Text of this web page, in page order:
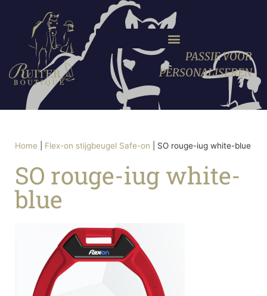
PASSIE VOOR
PERSONALISEREN
Home Flex-on stijgbeugel Safe-on SO rouge-iug white-blue
SO rouge-iug white-
blue